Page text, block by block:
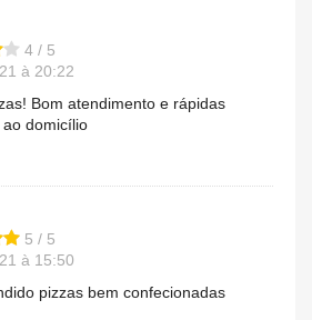
4 / 5
à 20:22
Bom atendimento e rápidas
domicílio
5 / 5
à 15:50
pizzas bem confecionadas